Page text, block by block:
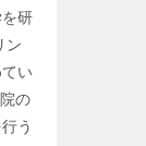
研
ン
い
の
う